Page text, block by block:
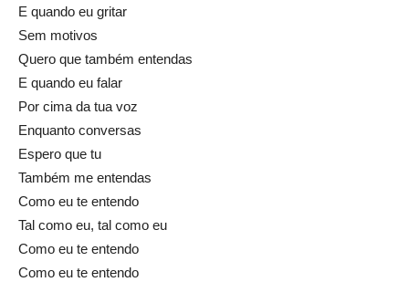
E quando eu gritar
Sem motivos
Quero que também entendas
E quando eu falar
Por cima da tua voz
Enquanto conversas
Espero que tu
Também me entendas
Como eu te entendo
Tal como eu, tal como eu
Como eu te entendo
Como eu te entendo